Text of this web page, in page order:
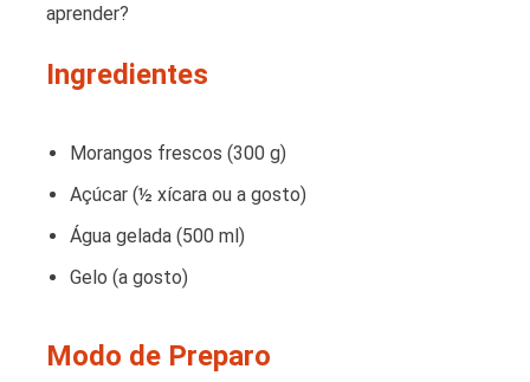
aprender?
Ingredientes
Morangos frescos (300 g)
Açúcar (½ xícara ou a gosto)
Água gelada (500 ml)
Gelo (a gosto)
Modo de Preparo